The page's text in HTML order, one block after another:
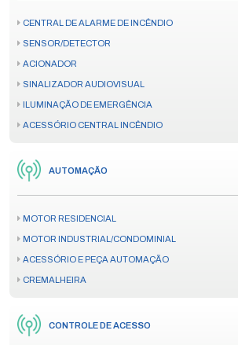
CENTRAL DE ALARME DE INCÊNDIO
SENSOR/DETECTOR
ACIONADOR
SINALIZADOR AUDIOVISUAL
ILUMINAÇÃO DE EMERGÊNCIA
ACESSÓRIO CENTRAL INCÊNDIO
AUTOMAÇÃO
MOTOR RESIDENCIAL
MOTOR INDUSTRIAL/CONDOMINIAL
ACESSÓRIO E PEÇA AUTOMAÇÃO
CREMALHEIRA
CONTROLE DE ACESSO